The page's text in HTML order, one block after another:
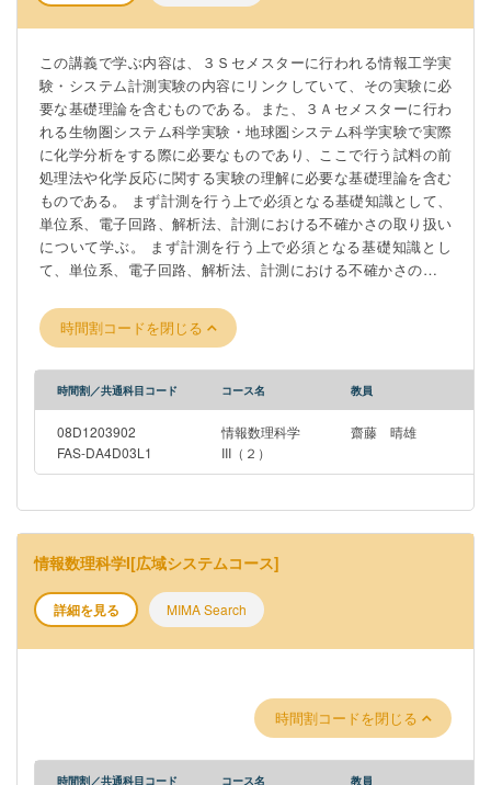
この講義で学ぶ内容は、３Ｓセメスターに行われる情報工学実
験・システム計測実験の内容にリンクしていて、その実験に必
要な基礎理論を含むものである。また、３Ａセメスターに行わ
れる生物圏システム科学実験・地球圏システム科学実験で実際
に化学分析をする際に必要なものであり、ここで行う試料の前
処理法や化学反応に関する実験の理解に必要な基礎理論を含む
ものである。 まず計測を行う上で必須となる基礎知識として、
単位系、電子回路、解析法、計測における不確かさの取り扱い
について学ぶ。 まず計測を行う上で必須となる基礎知識とし
て、単位系、電子回路、解析法、計測における不確かさの取り
（化学物質、環境物質、地質試料など）の取扱い方法とそのキ
ャラクタリゼーション方法（分析化学、電気化学、構造解析な
方法、実際の計測に用いられる測定機器の原理、分析の実例に
ついて解説する。
時間割コードを閉じる
時間割／共通科目コード コース名 教員
08D1203902
FAS-DA4D03L1
情報数理科学
III（２）
齋藤 晴雄
情報数理科学I[広域システムコース]
詳細を見る MIMA Search
時間割コードを閉じる
時間割／共通科目コード コース名 教員